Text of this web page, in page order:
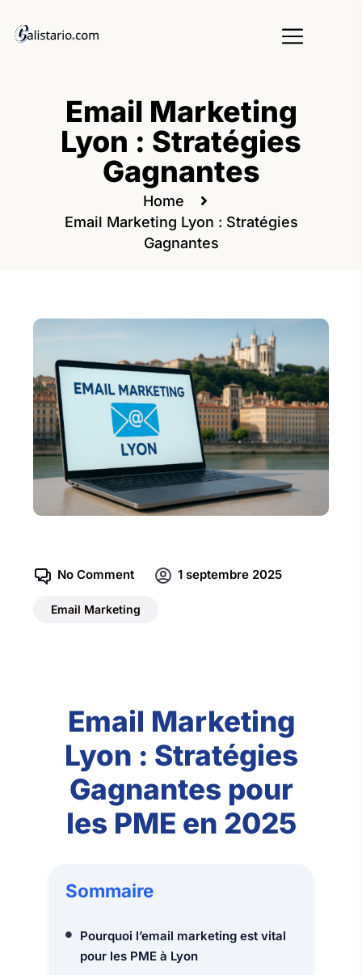
Email Marketing
Lyon : Stratégies
Gagnantes
Home
Email Marketing Lyon : Stratégies
Gagnantes
No Comment 1 septembre 2025
Email Marketing
Email Marketing
Lyon : Stratégies
Gagnantes pour
les PME en 2025
Sommaire
Pourquoi l’email marketing est vital
pour les PME à Lyon